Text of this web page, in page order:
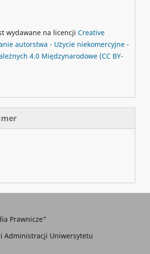
wydawane na licencji Creative
autorstwa - Użycie niekomercyjne -
4.0 Międzynarodowe (CC BY-
Prawnicze"
i Administracji Uniwersytetu